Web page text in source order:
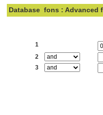
Database fons : Advanced
1
2
3